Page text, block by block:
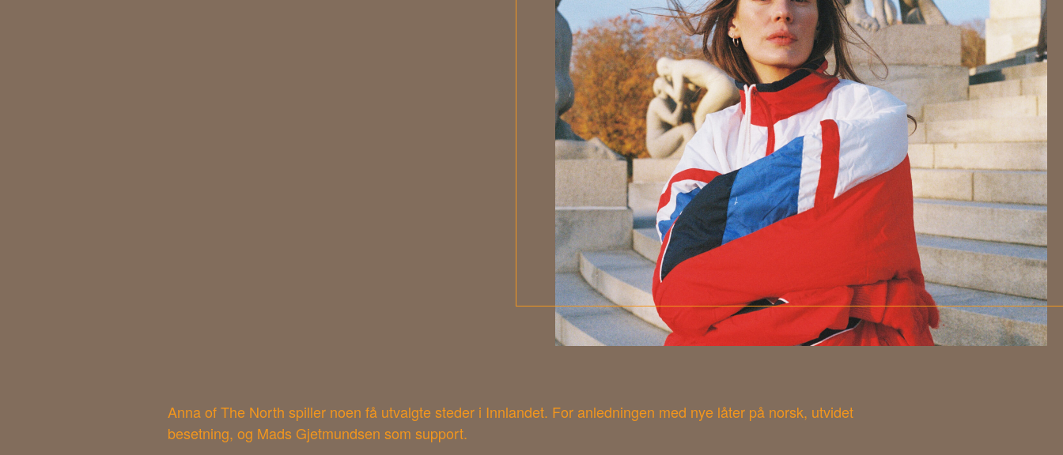
Anna of The North spiller noen få utvalgte steder i Innlandet. For anledningen med nye låter på norsk, utvidet
besetning, og Mads Gjetmundsen som support.